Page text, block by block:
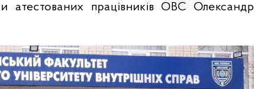
атестованих працівників ОВС Олександр